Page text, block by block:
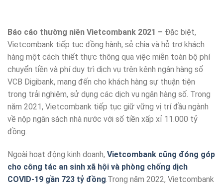
Báo cáo thường niên Vietcombank 2021 – Đặc biệt,
Vietcombank tiếp tục đồng hành, sẻ chia và hỗ trợ khách
hàng một cách thiết thực thông qua việc miễn toàn bộ phí
chuyển tiền và phí duy trì dịch vụ trên kênh ngân hàng số
VCB Digibank, mang đến cho khách hàng sự thuận tiện
trong trải nghiệm, sử dụng các dịch vụ ngân hàng số. Trong
năm 2021, Vietcombank tiếp tục giữ vững vị trí đầu ngành
về nộp ngân sách nhà nước với số tiền xấp xỉ 11.000 tỷ
đồng.
Ngoài hoạt động kinh doanh, Vietcombank cũng đóng góp
cho công tác an sinh xã hội và phòng chống dịch
COVID-19 gần 723 tỷ đồng.Trong năm 2022, Vietcombank